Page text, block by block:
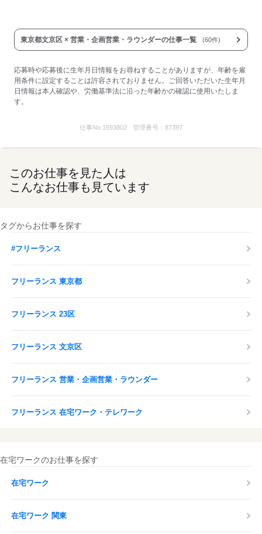
東京都文京区 × 営業・企画営業・ラウンダーの仕事一覧 (60件)
応募時や応募後に生年月日情報をお尋ねすることがありますが、年齢を雇
用条件に設定することは許容されておりません。ご回答いただいた生年月
日情報は本人確認や、労働基準法に沿った年齢かの確認に使用いたしま
す。
仕事No. 1693802 管理番号： 87397
このお仕事を見た人は
こんなお仕事も見ています
タグからお仕事を探す
#フリーランス
フリーランス 東京都
フリーランス 23区
フリーランス 文京区
フリーランス 営業・企画営業・ラウンダー
フリーランス 在宅ワーク・テレワーク
在宅ワークのお仕事を探す
在宅ワーク
在宅ワーク 関東